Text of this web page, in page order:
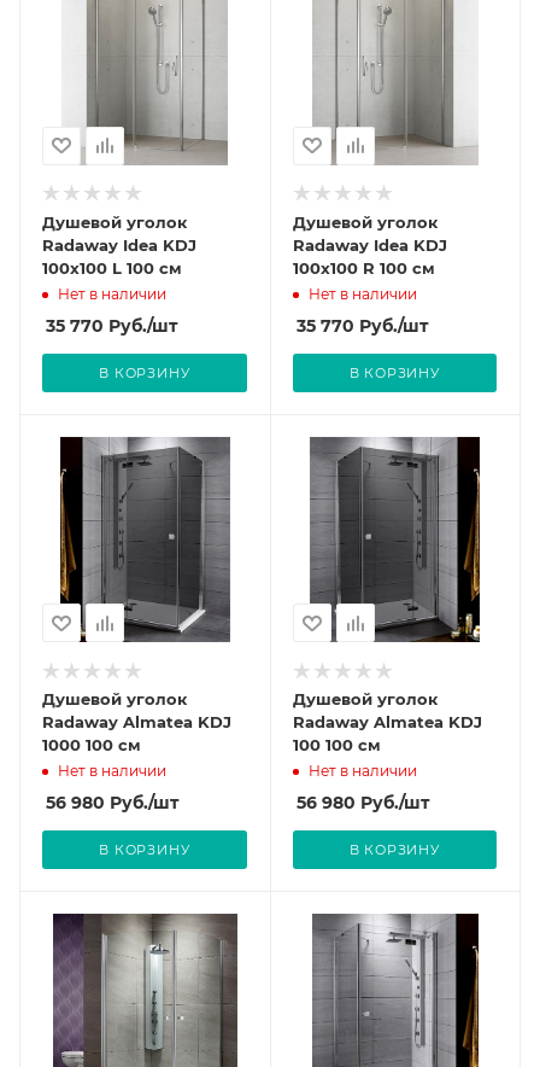
Душевой уголок
Radaway Idea KDJ
100x100 L 100 см
Нет в наличии
35 770 Руб./шт
В КОРЗИНУ
Душевой уголок
Radaway Idea KDJ
100x100 R 100 см
Нет в наличии
35 770 Руб./шт
В КОРЗИНУ
Душевой уголок
Radaway Almatea KDJ
1000 100 см
Нет в наличии
56 980 Руб./шт
В КОРЗИНУ
Душевой уголок
Radaway Almatea KDJ
100 100 см
Нет в наличии
56 980 Руб./шт
В КОРЗИНУ